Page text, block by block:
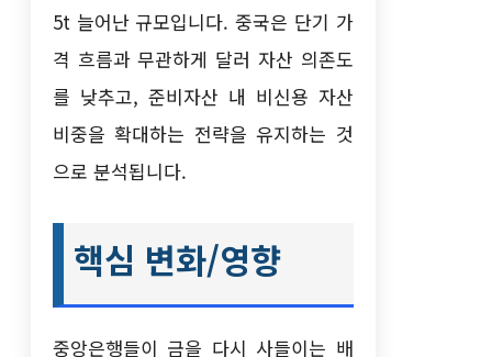
5t 늘어난 규모입니다. 중국은 단기 가
격 흐름과 무관하게 달러 자산 의존도
를 낮추고, 준비자산 내 비신용 자산
비중을 확대하는 전략을 유지하는 것
으로 분석됩니다.
핵심 변화/영향
중앙은행들이 금을 다시 사들이는 배